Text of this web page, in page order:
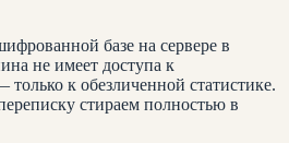
базе на сервере в
не имеет доступа к
к обезличенной статистике.
стираем полностью в